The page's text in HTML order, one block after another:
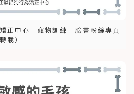
正中心｜寵物訓練」臉書粉絲專頁
載）